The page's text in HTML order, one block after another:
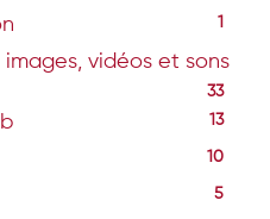
1
vidéos et sons
33
13
10
5